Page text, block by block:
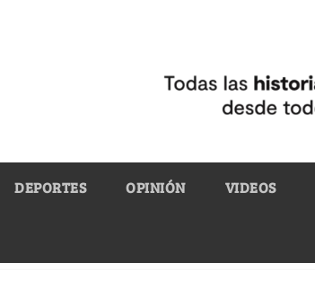
DEPORTES OPINIÓN VIDEOS